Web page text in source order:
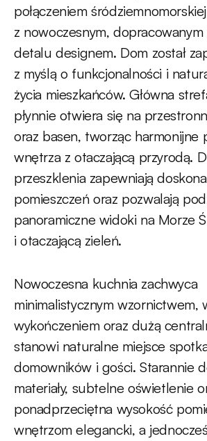
połączeniem
z nowoczesnym,
detalu designem. Dom został
z myślą o funkcjonalności i
życia mieszkańców. Główna
płynnie otwiera się na
oraz basen, tworząc harmonijne
wnętrza z otaczającą przyrodą.
przeszklenia zapewniają
pomieszczeń oraz pozwalają
panoramiczne widoki na Morze
i otaczającą zieleń.
Nowoczesna kuchnia zachwyca
minimalistycznym wzornictwem,
wykończeniem oraz dużą
stanowi naturalne miejsce
domowników i gości. Starannie
materiały, subtelne oświetlenie
ponadprzeciętna wysokość
wnętrzom elegancki, a